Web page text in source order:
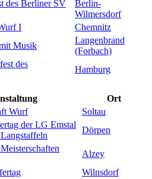
des Berliner SV
Berlin-
Wilmersdorf
I
Chemnitz
Musik
Langenbrand
(Forbach)
des
Hamburg
Ort
Wurf
Soltau
der LG Emstal
Dörpen
Alzey
Wilnsdorf